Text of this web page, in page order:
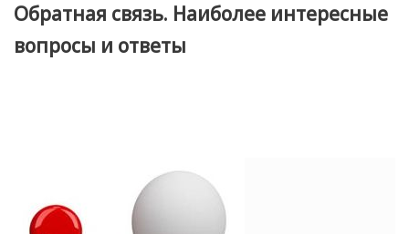
Обратная связь. Наиболее интересные
вопросы и ответы